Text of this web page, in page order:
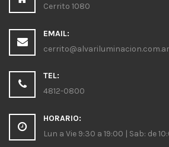
Cerrito 1080
EMAIL:
cerrito@alvariluminacion.com.ar
TEL:
4812-0800
HORARIO:
Lun a Vie 9:30 a 19:00 | Sab: de